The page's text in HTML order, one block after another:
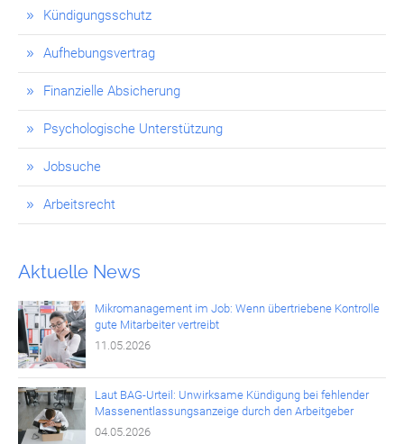
Kündigungsschutz
Aufhebungsvertrag
Finanzielle Absicherung
Psychologische Unterstützung
Jobsuche
Arbeitsrecht
Aktuelle News
Mikromanagement im Job: Wenn übertriebene Kontrolle
gute Mitarbeiter vertreibt
11.05.2026
Laut BAG-Urteil: Unwirksame Kündigung bei fehlender
Massenentlassungsanzeige durch den Arbeitgeber
04.05.2026